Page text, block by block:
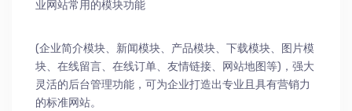
业网站常用的模块功能
(企业简介模块、新闻模块、产品模块、下载模块、图片模
块、在线留言、在线订单、友情链接、网站地图等)，强大
灵活的后台管理功能，可为企业打造出专业且具有营销力
的标准网站。